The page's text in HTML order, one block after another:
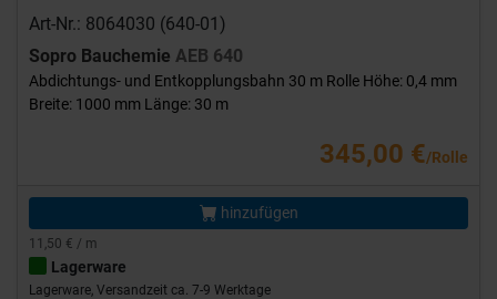
Art-Nr.: 8064030 (640-01)
Sopro Bauchemie AEB 640
Abdichtungs- und Entkopplungsbahn 30 m Rolle Höhe: 0,4 mm
Breite: 1000 mm Länge: 30 m
345,00 €/Rolle
hinzufügen
11,50 € / m
Lagerware
Lagerware, Versandzeit ca. 7-9 Werktage